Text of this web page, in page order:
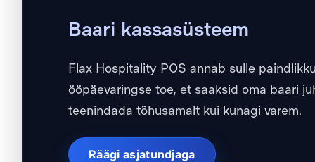
Baari kassasüsteem
Flax Hospitality POS annab sulle
ööpäevaringse toe, et saaksid oma baari
teenindada tõhusamalt kui kunagi varem.
Räägi asjatundjaga